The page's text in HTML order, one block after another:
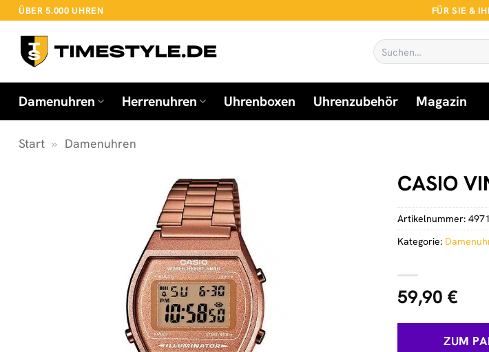
Zum
springen
ÜBER 5.000 UHREN FÜR SIE &
Suchen
nach:
Damenuhren Herrenuhren Uhrenboxen Uhrenzubehör Magazin
Start » Damenuhren
CASIO
59,90 €
ZUM
Artikelnummer:
Kategorie: